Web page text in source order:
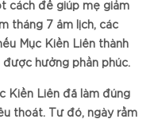
cách để giúp mẹ giảm
tháng 7 âm lịch, các
Mục Kiền Liên thành
hưởng phần phúc.
Kiền Liên đã làm đúng
thoát. Từ đó, ngày rằm